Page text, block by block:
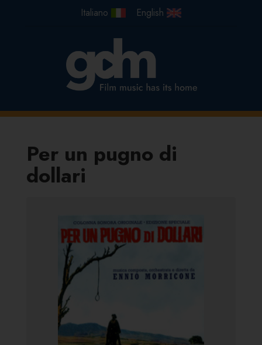
Per un pugno di
dollari